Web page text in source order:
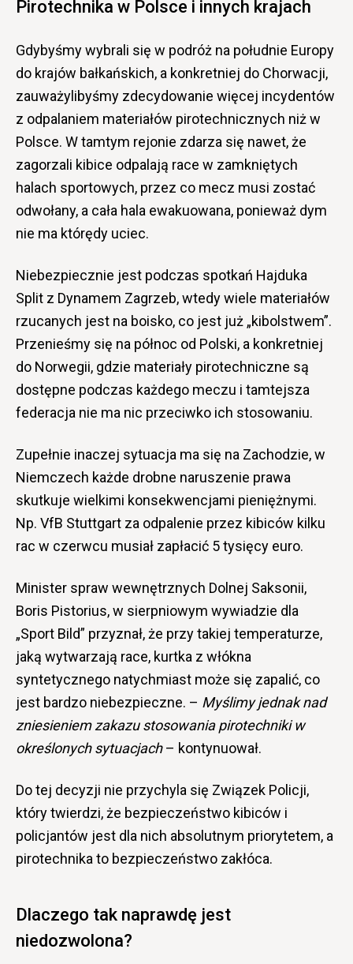
Pirotechnika w Polsce i innych krajach
Gdybyśmy wybrali się w podróż na południe Europy
do krajów bałkańskich, a konkretniej do Chorwacji,
zauważylibyśmy zdecydowanie więcej incydentów
z odpalaniem materiałów pirotechnicznych niż w
Polsce. W tamtym rejonie zdarza się nawet, że
zagorzali kibice odpalają race w zamkniętych
halach sportowych, przez co mecz musi zostać
odwołany, a cała hala ewakuowana, ponieważ dym
nie ma którędy uciec.
Niebezpiecznie jest podczas spotkań Hajduka
Split z Dynamem Zagrzeb, wtedy wiele materiałów
rzucanych jest na boisko, co jest już „kibolstwem”.
Przenieśmy się na północ od Polski, a konkretniej
do Norwegii, gdzie materiały pirotechniczne są
dostępne podczas każdego meczu i tamtejsza
federacja nie ma nic przeciwko ich stosowaniu.
Zupełnie inaczej sytuacja ma się na Zachodzie, w
Niemczech każde drobne naruszenie prawa
skutkuje wielkimi konsekwencjami pieniężnymi.
Np. VfB Stuttgart za odpalenie przez kibiców kilku
rac w czerwcu musiał zapłacić 5 tysięcy euro.
Minister spraw wewnętrznych Dolnej Saksonii,
Boris Pistorius, w sierpniowym wywiadzie dla
„Sport Bild” przyznał, że przy takiej temperaturze,
jaką wytwarzają race, kurtka z włókna
syntetycznego natychmiast może się zapalić, co
jest bardzo niebezpieczne. – Myślimy jednak nad
zniesieniem zakazu stosowania pirotechniki w
określonych sytuacjach– kontynuował.
Do tej decyzji nie przychyla się Związek Policji,
który twierdzi, że bezpieczeństwo kibiców i
policjantów jest dla nich absolutnym priorytetem, a
pirotechnika to bezpieczeństwo zakłóca.
Dlaczego tak naprawdę jest
niedozwolona?